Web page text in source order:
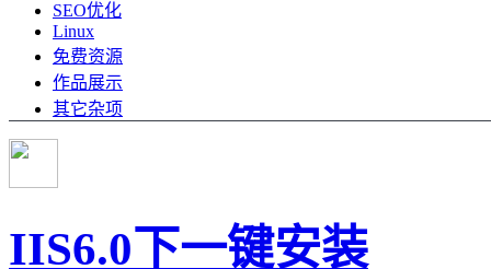
SEO优化
Linux
免费资源
作品展示
其它杂项
IIS6.0下一键安装